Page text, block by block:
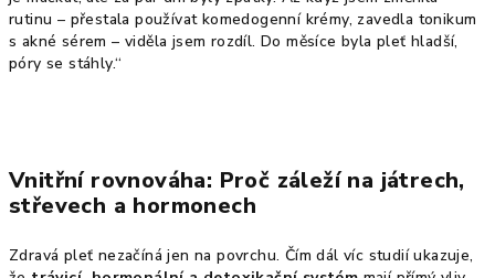
rutinu – přestala používat komedogenní krémy, zavedla tonikum
s akné sérem – viděla jsem rozdíl. Do měsíce byla pleť hladší,
póry se stáhly.“
Vnitřní rovnováha: Proč záleží na játrech,
střevech a hormonech
Zdravá pleť nezačíná jen na povrchu. Čím dál víc studií ukazuje,